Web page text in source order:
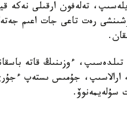
تەلەفون ارقىلى نەكە
رەت تاعى جات اعىم
تىلدەسىپ، ءوزىنىڭ قاتە
ارالاسىپ، جۇمىس ىستەپ
سۇلەيمەنوۆ.